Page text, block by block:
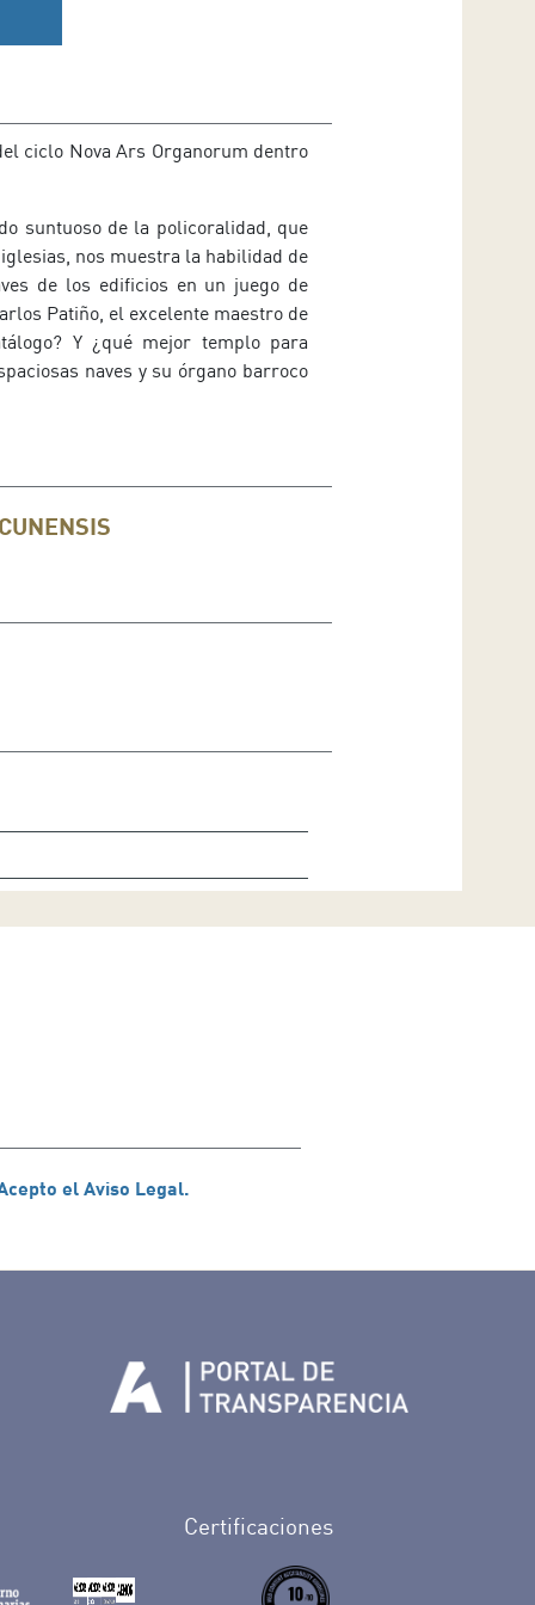
ciclo Nova Ars Organorum dentro
suntuoso de la policoralidad, que
nos muestra la habilidad de
de los edificios en un juego de
Patiño, el excelente maestro de
Y ¿qué mejor templo para
naves y su órgano barroco
el Aviso Legal.
en Facebook
de Tenerife en Twitter
de Tenerife en Instagram
Whatsapp de Auditorio de Tenerife
al perfil de Auditorio de Tenerife en Youtube
Certificaciones